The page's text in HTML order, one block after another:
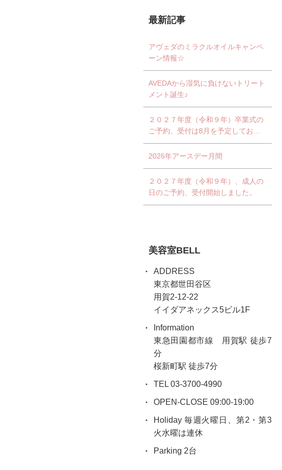
最新記事
アヴェダのミラクルオイルキャンペ
ーン情報☆
AVEDAから湿気に負けないトリート
メント誕生♪
２０２７年度（令和９年）卒業式の
ご予約、受付は8月を予定しており
ます。
2026年アースデー月間
２０２７年度（令和９年）、成人の
日のご予約、受付開始しました。
美容室BELL
ADDRESS
東京都世田谷区
用賀2-12-22
イイダアネックス5ビル1F
Information
東急田園都市線 用賀駅 徒歩7
分
桜新町駅 徒歩7分
TEL 03-3700-4990
OPEN-CLOSE 09:00-19:00
Holiday 毎週火曜日、第2・第3
火水曜は連休
Parking 2台